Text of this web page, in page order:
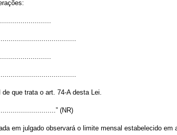
que trata o art. 74-A desta Lei.
(NR)
em julgado observará o limite mensal estabelecido em